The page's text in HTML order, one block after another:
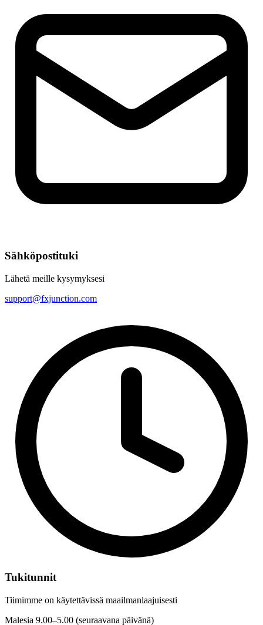
Sähköpostituki
Lähetä meille kysymyksesi
support@fxjunction.com
Tukitunnit
Tiimimme on käytettävissä maailmanlaajuisesti
Malesia 9.00–5.00 (seuraavana päivänä)